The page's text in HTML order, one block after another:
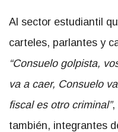
Al sector estudiantil
carteles, parlantes y
“Consuelo golpista,
va a caer, Consuelo
fiscal es otro criminal”,
también, integrantes